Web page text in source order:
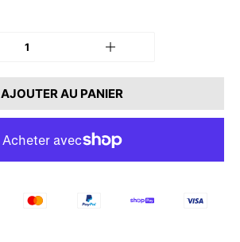
AJOUTER AU PANIER